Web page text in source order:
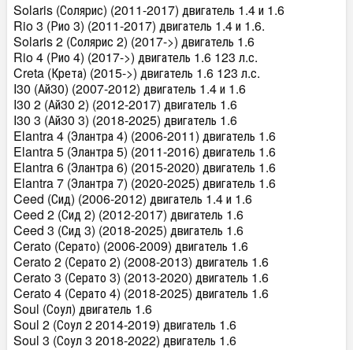
Solaris (Солярис) (2011-2017) двигатель 1.4 и 1.6
Rio 3 (Рио 3) (2011-2017) двигатель 1.4 и 1.6.
Solaris 2 (Солярис 2) (2017->) двигатель 1.6
Rio 4 (Рио 4) (2017->) двигатель 1.6 123 л.с.
Creta (Крета) (2015->) двигатель 1.6 123 л.с.
I30 (Ай30) (2007-2012) двигатель 1.4 и 1.6
I30 2 (Ай30 2) (2012-2017) двигатель 1.6
I30 3 (Ай30 3) (2018-2025) двигатель 1.6
Elantra 4 (Элантра 4) (2006-2011) двигатель 1.6
Elantra 5 (Элантра 5) (2011-2016) двигатель 1.6
Elantra 6 (Элантра 6) (2015-2020) двигатель 1.6
Elantra 7 (Элантра 7) (2020-2025) двигатель 1.6
Ceed (Сид) (2006-2012) двигатель 1.4 и 1.6
Ceed 2 (Сид 2) (2012-2017) двигатель 1.6
Ceed 3 (Сид 3) (2018-2025) двигатель 1.6
Cerato (Серато) (2006-2009) двигатель 1.6
Cerato 2 (Серато 2) (2008-2013) двигатель 1.6
Cerato 3 (Серато 3) (2013-2020) двигатель 1.6
Cerato 4 (Серато 4) (2018-2025) двигатель 1.6
Soul (Соул) двигатель 1.6
Soul 2 (Соул 2 2014-2019) двигатель 1.6
Soul 3 (Соул 3 2018-2022) двигатель 1.6